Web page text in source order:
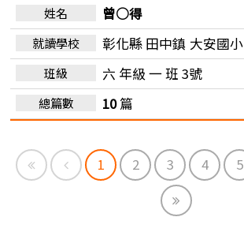
曾○得
彰化縣 田中鎮 大安國小
六 年級 一 班 3號
10篇
First Previous
1 2 3 4 5
End